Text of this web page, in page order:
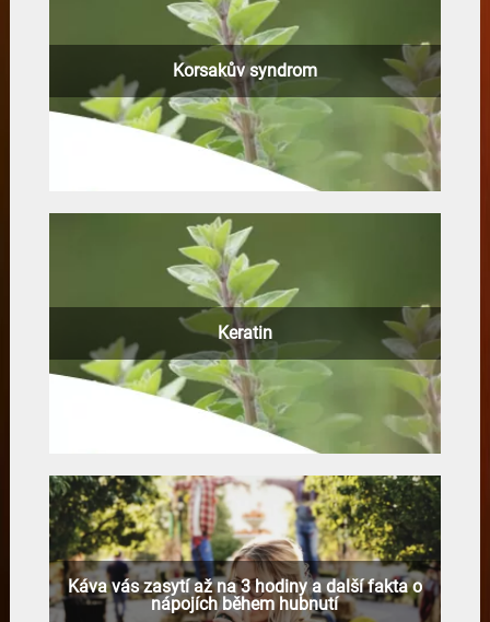
Korsakův syndrom
Keratin
Káva vás zasytí až na 3 hodiny a další fakta o
nápojích během hubnutí